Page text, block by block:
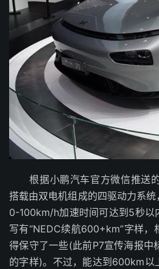
根据小鹏汽车官方微信推送的
搭载由双电机组成的四驱动力系统
0-100km/h加速时间可达到5秒以
写有“NEDC续航600+km”字样，
得保守了一些(此前P7宣传海报中
的字样)。不过，能达到600km以